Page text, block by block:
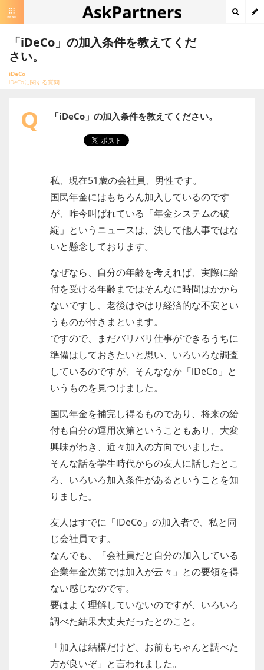
「iDeCo」の加入条件を教えてくだ
さい。
iDeCo
iDeCoに関する質問
Q 「iDeCo」の加入条件を教えてください。
私、現在51歳の会社員、男性です。
国民年金にはもちろん加入しているのです
が、昨今叫ばれている「年金システムの破
綻」というニュースは、決して他人事ではな
いと懸念しております。
なぜなら、自分の年齢を考えれば、実際に給
付を受ける年齢まではそんなに時間はかから
ないですし、老後はやはり経済的な不安とい
うものが付きまといます。
ですので、まだバリバリ仕事ができるうちに
準備はしておきたいと思い、いろいろな調査
しているのですが、そんななか「iDeCo」と
いうものを見つけました。
国民年金を補完し得るものであり、将来の給
付も自分の運用次第ということもあり、大変
興味がわき、近々加入の方向でいました。
そんな話を学生時代からの友人に話したとこ
ろ、いろいろ加入条件があるということを知
りました。
友人はすでに「iDeCo」の加入者で、私と同
じ会社員です。
なんでも、「会社員だと自分の加入している
企業年金次第では加入が云々」との要領を得
ない感じなのです。
要はよく理解していないのですが、いろいろ
調べた結果大丈夫だったとのこと。
「加入は結構だけど、お前もちゃんと調べた
方が良いぞ」と言われました。